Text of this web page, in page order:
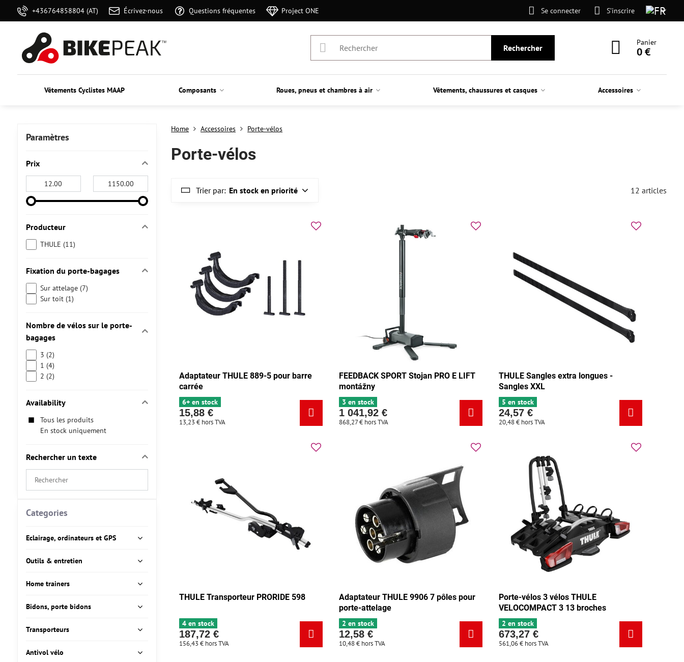
+436764858804 (AT) Écrivez-nous Questions fréquentes Project ONE Se connecter S’inscrire
Rechercher
Panier
0 €
Vêtements Cyclistes MAAP Composants Roues, pneus et chambres à air Vêtements, chaussures et casques Accessoires
Home Accessoires Porte-vélos
Porte-vélos
Trier par: En stock en priorité 12 articles
Adaptateur THULE 889-5 pour barre
carrée
6+ en stock
15,88 €
13,23 € hors TVA
FEEDBACK SPORT Stojan PRO E LIFT
montážny
3 en stock
1 041,92 €
868,27 € hors TVA
THULE Sangles extra longues -
Sangles XXL
5 en stock
24,57 €
20,48 € hors TVA
THULE Transporteur PRORIDE 598
4 en stock
187,72 €
156,43 € hors TVA
Adaptateur THULE 9906 7 pôles pour
porte-attelage
2 en stock
12,58 €
10,48 € hors TVA
Porte-vélos 3 vélos THULE
VELOCOMPACT 3 13 broches
2 en stock
673,27 €
561,06 € hors TVA
Paramètres
Prix
From:
Producteur
THULE (11)
Fixation du porte-bagages
Sur attelage (7)
Sur toit (1)
Nombre de vélos sur le porte-
bagages
3 (2)
1 (4)
2 (2)
Availability
Tous les produits
En stock uniquement
Rechercher un texte
Search
by
Categories
Eclairage, ordinateurs et GPS
Outils & entretien
Home trainers
Bidons, porte bidons
Transporteurs
Antivol vélo